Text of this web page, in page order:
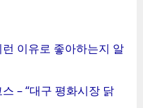
이유로 좋아하는지 알
– “대구 평화시장 닭